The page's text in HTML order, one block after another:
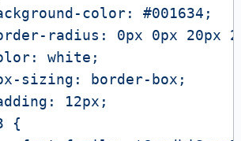
color: #001634;
radius: 0px 0px 20px
white;
sizing: border-box;
12px;
{